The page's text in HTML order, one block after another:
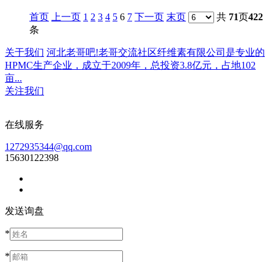
首页 上一页 1 2 3 4 5 6 7 下一页 末页 共 71页422
条
关于我们 河北老哥吧!老哥交流社区纤维素有限公司是专业的
HPMC生产企业，成立于2009年，总投资3.8亿元，占地102
亩...
关注我们
在线服务
1272935344@qq.com
15630122398
发送询盘
*
*